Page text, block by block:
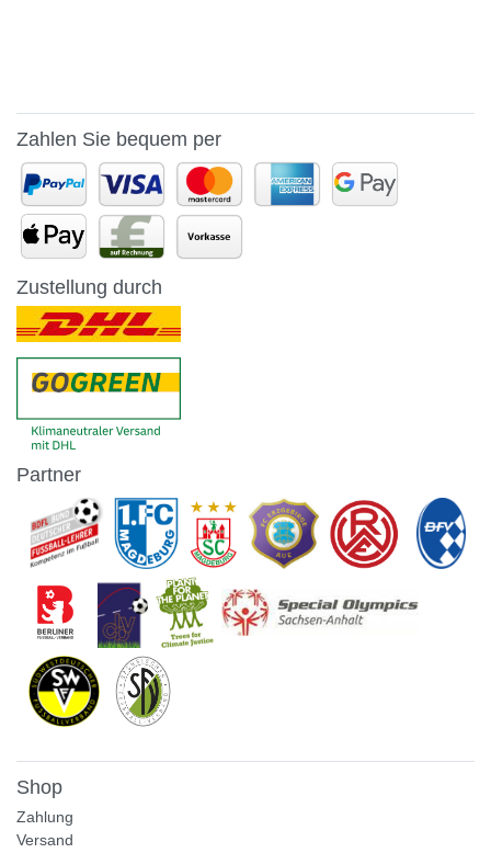
Zahlen Sie bequem per
Zustellung durch
Partner
Shop
Zahlung
Versand